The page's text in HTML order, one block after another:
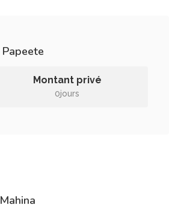
Papeete
Montant privé
0jours
Mahina